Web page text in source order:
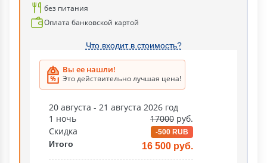
без питания
Оплата банковской картой
Что входит в стоимость?
Вы ее нашли!
Это действительно лучшая цена!
20 августа - 21 августа 2026 год
1 ночь
17000 руб.
Скидка
-500 RUB
Итого 16 500 руб.